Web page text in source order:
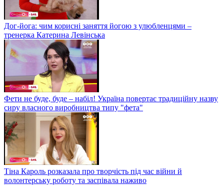
Дог-йога: чим корисні заняття йогою з улюбленцями –
тренерка Катерина Левінська
Фети не буде, буде – набіл! Україна повертає традиційну назву
сиру власного виробництва типу "фета"
Тіна Кароль розказала про творчість під час війни й
волонтерську роботу та заспівала наживо